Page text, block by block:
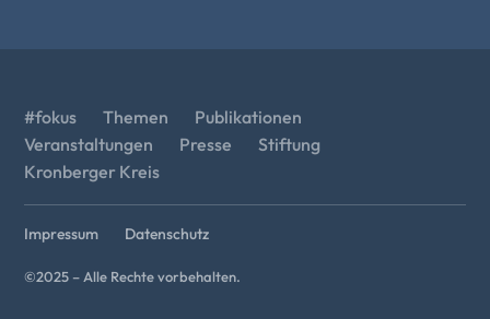
#fokus Themen
Publikationen
Veranstaltungen
Presse
Stiftung
Kronberger Kreis
Impressum Datenschutz
©2025 – Alle Rechte vorbehalten.